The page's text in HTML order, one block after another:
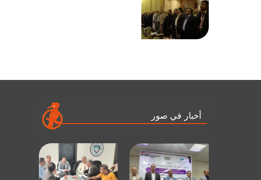
أخبار في صور